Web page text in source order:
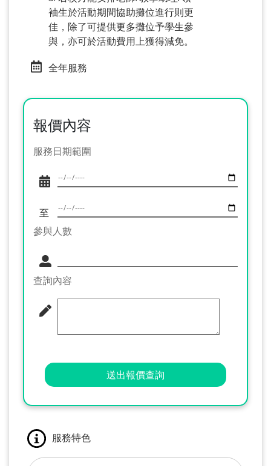
袖生於活動期間協助攤位進行則更
佳，除了可提供更多攤位予學生參
與，亦可於活動費用上獲得減免。
全年服務
報價內容
服務日期範圍
至
參與人數
查詢內容
送出報價查詢
服務特色